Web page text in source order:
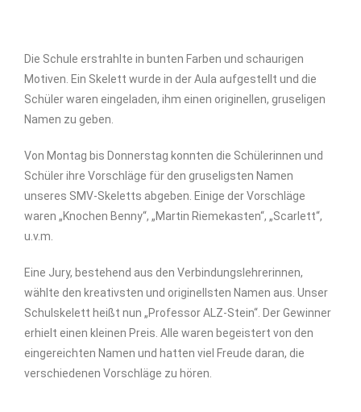
Die Schule erstrahlte in bunten Farben und schaurigen
Motiven. Ein Skelett wurde in der Aula aufgestellt und die
Schüler waren eingeladen, ihm einen originellen, gruseligen
Namen zu geben.
Von Montag bis Donnerstag konnten die Schülerinnen und
Schüler ihre Vorschläge für den gruseligsten Namen
unseres SMV-Skeletts abgeben. Einige der Vorschläge
waren „Knochen Benny“, „Martin Riemekasten“, „Scarlett“,
u.v.m.
Eine Jury, bestehend aus den Verbindungslehrerinnen,
wählte den kreativsten und originellsten Namen aus. Unser
Schulskelett heißt nun „Professor ALZ-Stein“. Der Gewinner
erhielt einen kleinen Preis. Alle waren begeistert von den
eingereichten Namen und hatten viel Freude daran, die
verschiedenen Vorschläge zu hören.